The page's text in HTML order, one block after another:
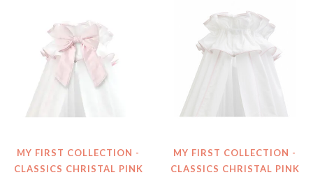
MY FIRST COLLECTION -
CLASSICS CHRISTAL PINK
MY FIRST COLLECTION -
CLASSICS CHRISTAL PINK